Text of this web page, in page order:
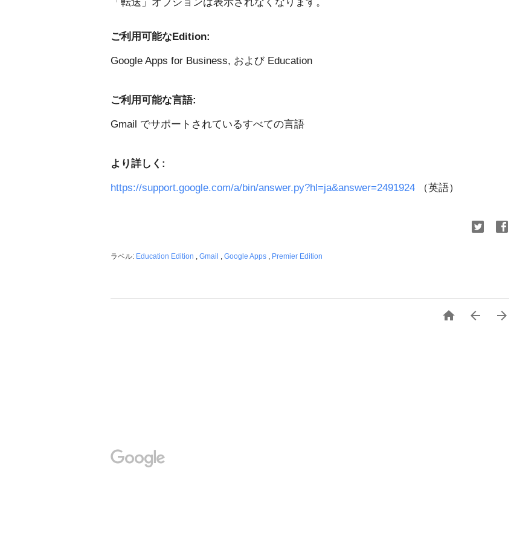
ご利用可能なEdition:
Google Apps for Business, および Education
ご利用可能な言語:
Gmail でサポートされているすべての言語
より詳しく:
https://support.google.com/a/bin/answer.py?hl=ja&answer=2491924 （英語）
ラベル: Education Edition , Gmail , Google Apps , Premier Edition
  